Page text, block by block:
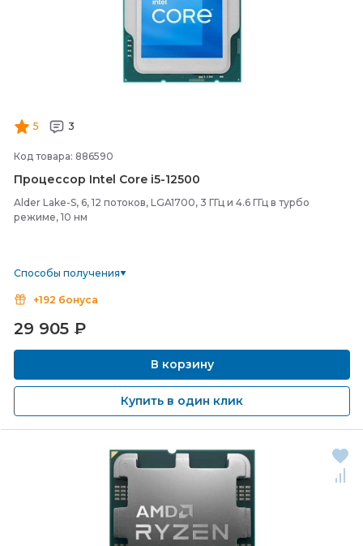
5 3
Код товара: 886590
Процессор Intel Core i5-12500
Alder Lake-S, 6, 12 потоков, LGA1700, 3 ГГц и 4.6 ГГц в турбо
режиме, 10 нм
Способы получения
+192 бонуса
29 905 ₽
В корзину
Купить в один клик